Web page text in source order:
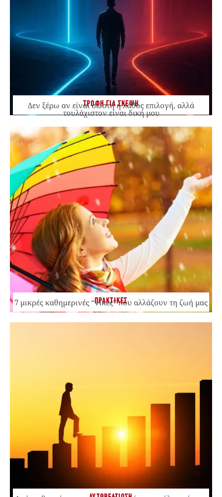
ΤΡΟΦΗ ΓΙΑ ΣΚΕΨΗ
Δεν ξέρω αν είναι σωστή ή λάθος επιλογή, αλλά
τουλάχιστον είναι δική μου
ΠΡΑΚΤΙΚΕΣ
7 μικρές καθημερινές “νίκες” που αλλάζουν τη ζωή μας